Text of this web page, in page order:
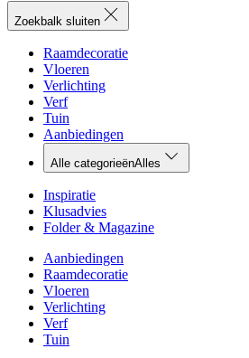
Zoekbalk sluiten
Raamdecoratie
Vloeren
Verlichting
Verf
Tuin
Aanbiedingen
Alle categorieënAlles
Inspiratie
Klusadvies
Folder & Magazine
Aanbiedingen
Raamdecoratie
Vloeren
Verlichting
Verf
Tuin